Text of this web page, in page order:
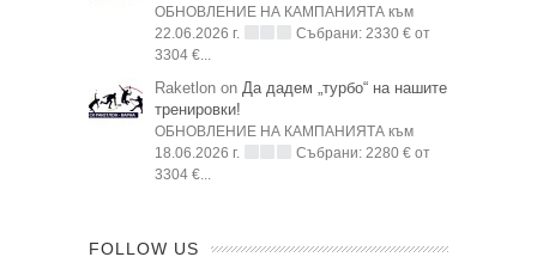
ОБНОВЛЕНИЕ НА КАМПАНИЯТА към
22.06.2026 г.
Събрани: 2330 € от
3304 €...
Raketlon on Да дадем „турбо“ на нашите
тренировки!
ОБНОВЛЕНИЕ НА КАМПАНИЯТА към
18.06.2026 г.
Събрани: 2280 € от
3304 €...
FOLLOW US